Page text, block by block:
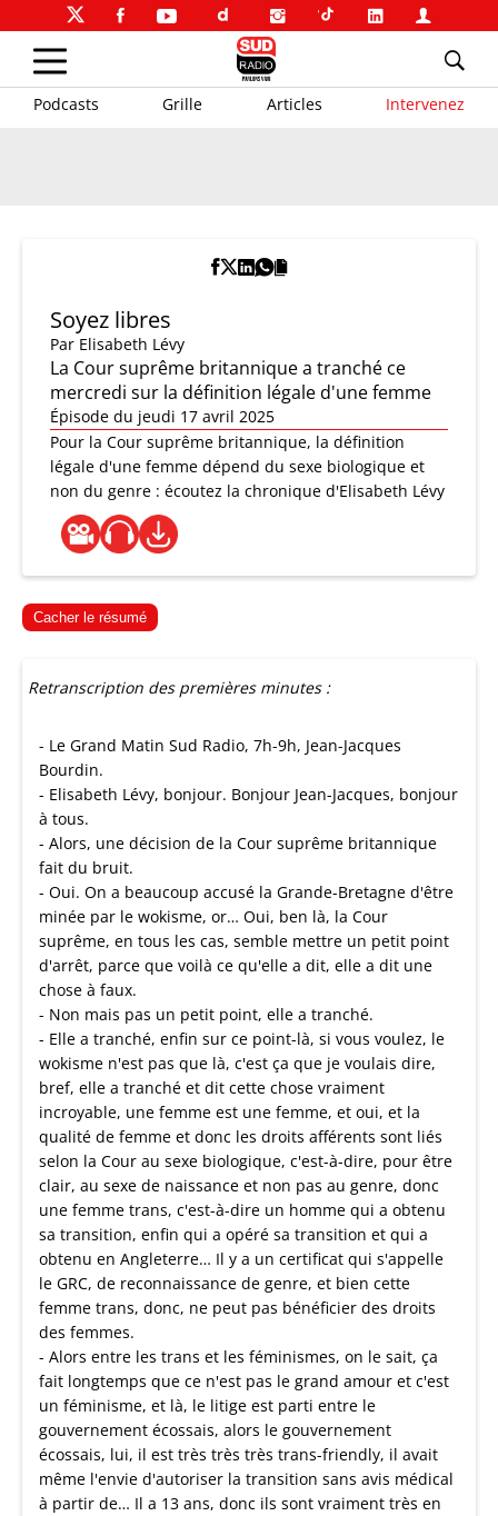
Podcasts Grille Articles Intervenez
Soyez libres
Par Elisabeth Lévy
La Cour suprême britannique a tranché ce
mercredi sur la définition légale d'une femme
Épisode du jeudi 17 avril 2025
Pour la Cour suprême britannique, la définition
légale d'une femme dépend du sexe biologique et
non du genre : écoutez la chronique d'Elisabeth Lévy
Cacher le résumé
Retranscription des premières minutes :
- Le Grand Matin Sud Radio, 7h-9h, Jean-Jacques
Bourdin.
- Elisabeth Lévy, bonjour. Bonjour Jean-Jacques, bonjour
à tous.
- Alors, une décision de la Cour suprême britannique
fait du bruit.
- Oui. On a beaucoup accusé la Grande-Bretagne d'être
minée par le wokisme, or… Oui, ben là, la Cour
suprême, en tous les cas, semble mettre un petit point
d'arrêt, parce que voilà ce qu'elle a dit, elle a dit une
chose à faux.
- Non mais pas un petit point, elle a tranché.
- Elle a tranché, enfin sur ce point-là, si vous voulez, le
wokisme n'est pas que là, c'est ça que je voulais dire,
bref, elle a tranché et dit cette chose vraiment
incroyable, une femme est une femme, et oui, et la
qualité de femme et donc les droits afférents sont liés
selon la Cour au sexe biologique, c'est-à-dire, pour être
clair, au sexe de naissance et non pas au genre, donc
une femme trans, c'est-à-dire un homme qui a obtenu
sa transition, enfin qui a opéré sa transition et qui a
obtenu en Angleterre… Il y a un certificat qui s'appelle
le GRC, de reconnaissance de genre, et bien cette
femme trans, donc, ne peut pas bénéficier des droits
des femmes.
- Alors entre les trans et les féminismes, on le sait, ça
fait longtemps que ce n'est pas le grand amour et c'est
un féminisme, et là, le litige est parti entre le
gouvernement écossais, alors le gouvernement
écossais, lui, il est très très très trans-friendly, il avait
même l'envie d'autoriser la transition sans avis médical
à partir de… Il a 13 ans, donc ils sont vraiment très en